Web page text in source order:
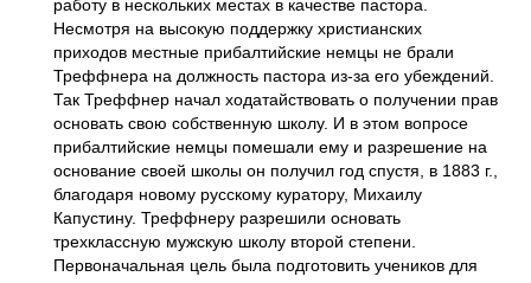
работу в нескольких местах в качестве пастора.
Несмотря на высокую поддержку христианских
приходов местные прибалтийские немцы не брали
Треффнера на должность пастора из-за его убеждений.
Так Треффнер начал ходатайствовать о получении прав
основать свою собственную школу. И в этом вопросе
прибалтийские немцы помешали ему и разрешение на
основание своей школы он получил год спустя, в 1883 г.,
благодаря новому русскому куратору, Михаилу
Капустину. Треффнеру разрешили основать
трехклассную мужскую школу второй степени.
Первоначальная цель была подготовить учеников для